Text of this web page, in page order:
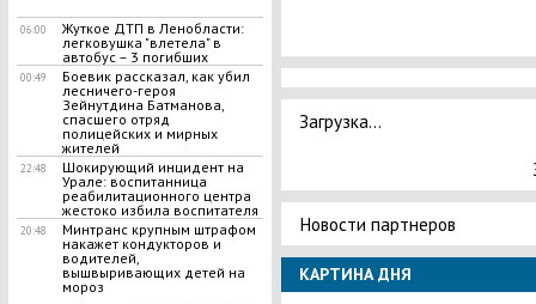
06:00
Жуткое ДТП в Ленобласти:
легковушка "влетела" в
автобус – 3 погибших
00:49
Боевик рассказал, как убил
лесничего-героя
Зейнутдина Батманова,
спасшего отряд
полицейских и мирных
жителей
22:48
​Шокирующий инцидент на
Урале: воспитанница
реабилитационного центра
жестоко избила воспитателя
20:48
Минтранс крупным штрафом
накажет кондукторов и
водителей,
вышвыривающих детей на
мороз
Загрузка...
Новости партнеров
КАРТИНА ДНЯ